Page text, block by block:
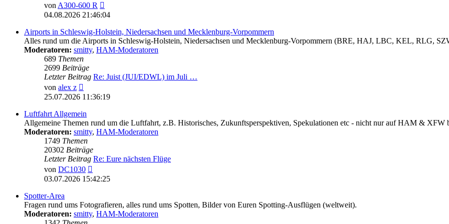
vonA300-600 R
Beitrag
04.08.2026 21:46:04
Airports in Schleswig-Holstein, Niedersachsen und Mecklenburg-Vorpommern
Alles rund um die Airports in Schleswig-Holstein, Niedersachsen und Mecklenburg-Vorpommern (BRE, HAJ, LBC, KEL, RLG,
Moderatoren: smitty, HAM-Moderatoren
689 Themen
2699 Beiträge
Letzter Beitrag Re: Juist (JUI/EDWL) im Juli …
von alex z
Beitrag
25.07.2026 11:36:19
Luftfahrt Allgemein
Allgemeine Themen rund um die Luftfahrt, z.B. Historisches, Zukunftsperspektiven, Spekulationen etc - nicht nur auf HAM & XFW
Moderatoren: smitty, HAM-Moderatoren
1749 Themen
20302 Beiträge
Letzter Beitrag Re: Eure nächsten Flüge
von DC1030
Beitrag
03.07.2026 15:42:25
Spotter-Area
Fragen rund ums Fotografieren, alles rund ums Spotten, Bilder von Euren Spotting-Ausflügen (weltweit).
Moderatoren: smitty, HAM-Moderatoren